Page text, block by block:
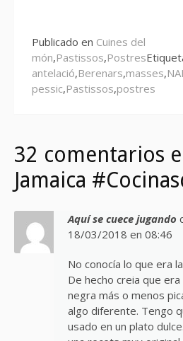
Publicado en Cuines del
món,Pastissos,Postres
antelació,Berenars,masses,
pessic,Pastissos,postres
32 comentarios
Jamaica
Aquí se cuece jugando
18/03/2018 en 08:46
No conocía lo que era
De hecho creia que
negra más o menos
algo diferente. Tengo
usado en un plato